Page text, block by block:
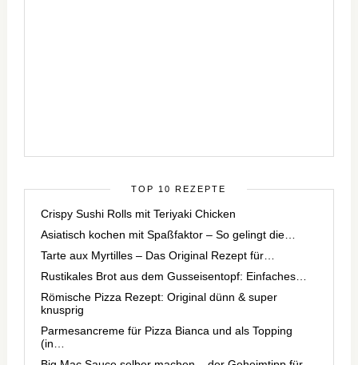
TOP 10 REZEPTE
Crispy Sushi Rolls mit Teriyaki Chicken
Asiatisch kochen mit Spaßfaktor – So gelingt die…
Tarte aux Myrtilles – Das Original Rezept für…
Rustikales Brot aus dem Gusseisentopf: Einfaches…
Römische Pizza Rezept: Original dünn & super
knusprig
Parmesancreme für Pizza Bianca und als Topping
(in…